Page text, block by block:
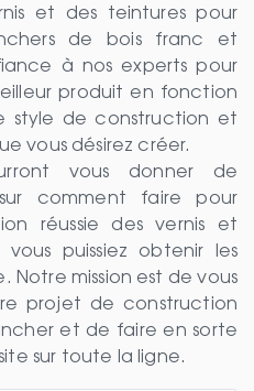
et des teintures pour
de bois franc et
à nos experts pour
produit en fonction
style de construction et
vous désirez créer.
vous donner de
comment faire pour
réussie des vernis et
puissiez obtenir les
Notre mission est de vous
projet de construction
et de faire en sorte
sur toute la ligne.